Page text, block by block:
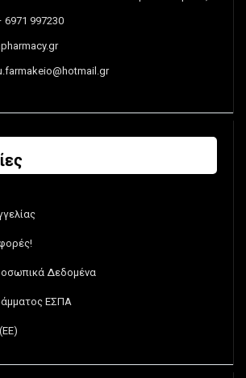
6971 997230
Δεδομένα
ΕΣΠΑ